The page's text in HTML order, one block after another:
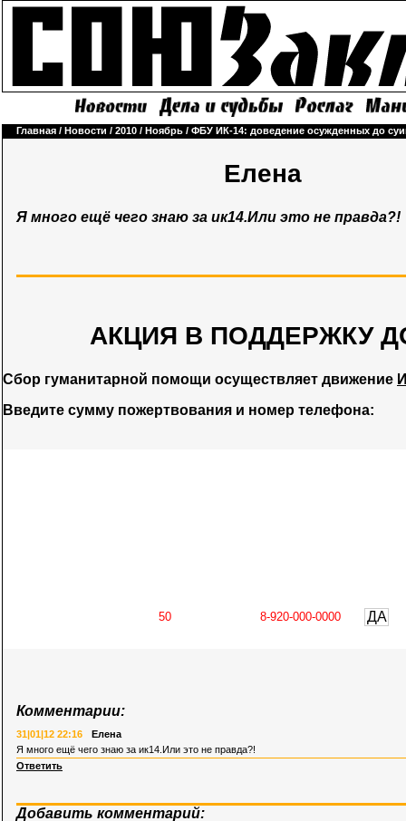
Главная / Новости / 2010 / Ноябрь / ФБУ ИК-14: доведение осужденных до
Елена
Я много ещё чего знаю за ик14.Или это не правда?!
АКЦИЯ В ПОДДЕРЖКУ
Сбор гуманитарной помощи осуществляет движение
Введите сумму пожертвования и номер телефона:
ДА
Комментарии:
31|01|12 22:16
Елена
Я много ещё чего знаю за ик14.Или это не правда?!
Ответить
Добавить комментарий: